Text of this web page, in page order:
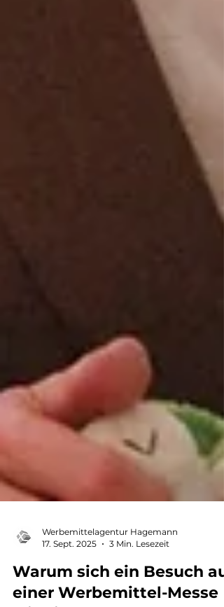
17. Sept. 2025
3 Min. Lesezeit
Warum sich ein Besuch